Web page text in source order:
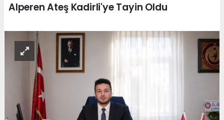
Alperen Ateş Kadirli'ye Tayin Oldu